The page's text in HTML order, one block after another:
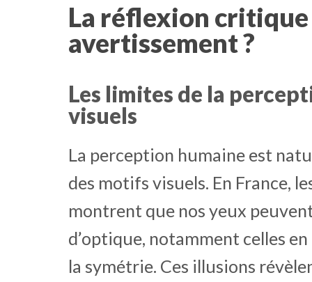
La réflexion
avertissement ?
Les limites de la
visuels
La perception humaine est
des motifs visuels. En France,
montrent que nos yeux
d’optique, notamment celles
la symétrie. Ces illusions